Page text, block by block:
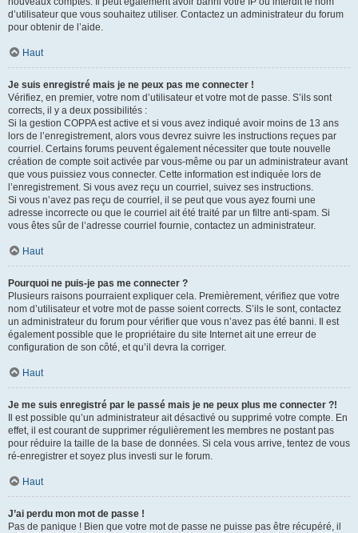
d’utilisateur que vous souhaitez utiliser. Contactez un administrateur du forum
pour obtenir de l’aide.
Haut
Je suis enregistré mais je ne peux pas me connecter !
Vérifiez, en premier, votre nom d’utilisateur et votre mot de passe. S’ils sont
corrects, il y a deux possibilités :
Si la gestion COPPA est active et si vous avez indiqué avoir moins de 13 ans
lors de l’enregistrement, alors vous devrez suivre les instructions reçues par
courriel. Certains forums peuvent également nécessiter que toute nouvelle
création de compte soit activée par vous-même ou par un administrateur avant
que vous puissiez vous connecter. Cette information est indiquée lors de
l’enregistrement. Si vous avez reçu un courriel, suivez ses instructions.
Si vous n’avez pas reçu de courriel, il se peut que vous ayez fourni une
adresse incorrecte ou que le courriel ait été traité par un filtre anti-spam. Si
vous êtes sûr de l’adresse courriel fournie, contactez un administrateur.
Haut
Pourquoi ne puis-je pas me connecter ?
Plusieurs raisons pourraient expliquer cela. Premièrement, vérifiez que votre
nom d’utilisateur et votre mot de passe soient corrects. S’ils le sont, contactez
un administrateur du forum pour vérifier que vous n’avez pas été banni. Il est
également possible que le propriétaire du site Internet ait une erreur de
configuration de son côté, et qu’il devra la corriger.
Haut
Je me suis enregistré par le passé mais je ne peux plus me connecter ?!
Il est possible qu’un administrateur ait désactivé ou supprimé votre compte. En
effet, il est courant de supprimer régulièrement les membres ne postant pas
pour réduire la taille de la base de données. Si cela vous arrive, tentez de vous
ré-enregistrer et soyez plus investi sur le forum.
Haut
J’ai perdu mon mot de passe !
Pas de panique ! Bien que votre mot de passe ne puisse pas être récupéré, il